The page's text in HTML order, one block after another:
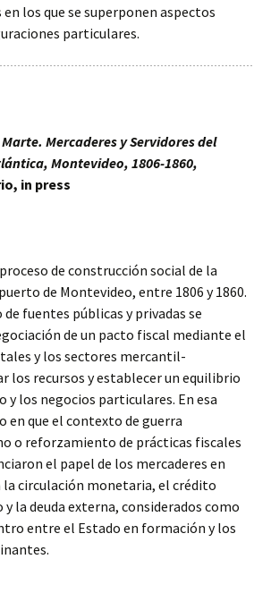
los que se superponen aspectos
particulares.
Mercaderes y Servidores del
Montevideo, 1806-1860,
in press
de construcción social de la
de Montevideo, entre 1806 y 1860.
fuentes públicas y privadas se
de un pacto fiscal mediante el
y los sectores mercantil-
los recursos y establecer un equilibrio
y los negocios particulares. En esa
en que el contexto de guerra
o reforzamiento de prácticas fiscales
el papel de los mercaderes en
la circulación monetaria, el crédito
la deuda externa, considerados como
entre el Estado en formación y los